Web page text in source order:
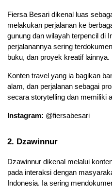
Fiersa Besari dikenal luas
melakukan perjalanan ke
gunung dan wilayah terpencil di
perjalanannya sering
buku, dan proyek kreatif lainnya.
Konten travel yang ia bagikan
alam, dan perjalanan sebagai
secara storytelling dan memiliki
Instagram: @fiersabesari
2. Dzawinnur
Dzawinnur dikenal melalui
pada interaksi dengan
Indonesia. Ia sering